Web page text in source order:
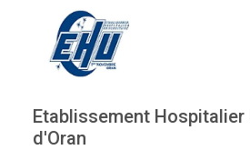
Etablissement
d'Oran